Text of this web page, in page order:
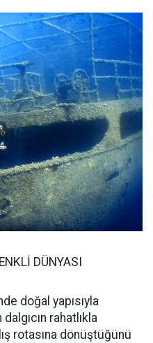
DÜNYASI
doğal yapısıyla
rahatlıkla
rotasına dönüştüğünü